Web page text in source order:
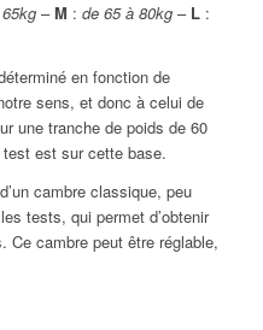
–M : de 65 à 80kg– L:
en fonction de
sens, et donc à celui de
une tranche de poids de 60
est sur cette base.
cambre classique, peu
tests, qui permet d’obtenir
Ce cambre peut être réglable,